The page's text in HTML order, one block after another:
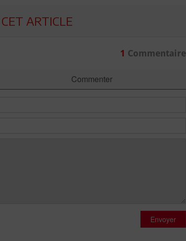
ARTICLE
1 Commentaire
Commenter
Envoyer